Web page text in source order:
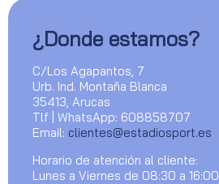
¿Donde estamos?
C/Los Agapantos, 7
Urb. Ind. Montaña Blanca
35413, Arucas
Tlf | WhatsApp: 608858707
Email: clientes@estadiosport.es
Horario de atención al cliente:
Lunes a Viernes de 08:30 a 16:00